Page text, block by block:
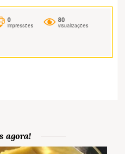
0
impressões
80
visualizações
agora!